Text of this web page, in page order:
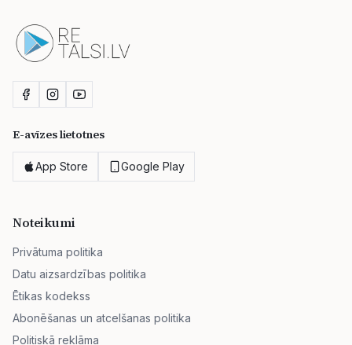
E-avīzes lietotnes
App Store Google Play
Noteikumi
Privātuma politika
Datu aizsardzības politika
Ētikas kodekss
Abonēšanas un atcelšanas politika
Politiskā reklāma